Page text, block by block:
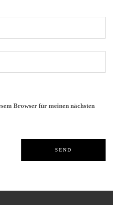
Browser für meinen nächsten